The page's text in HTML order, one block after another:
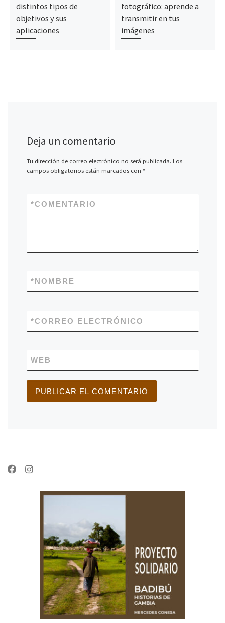
distintos tipos de
objetivos y sus
aplicaciones
fotográfico: aprende a
transmitir en tus
imágenes
Deja un comentario
Tu dirección de correo electrónico no será publicada. Los
campos obligatorios están marcados con *
COMENTARIO
*
NOMBRE
*
CORREO ELECTRÓNICO
*
WEB